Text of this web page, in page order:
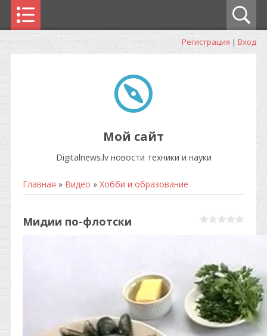
Регистрация | Вход
Мой сайт
Digitalnews.lv новости техники и науки
Главная » Видео » Хобби и образование
Мидии по-флотски